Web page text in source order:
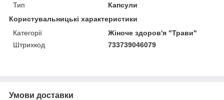
Тип
Капсули
Користувальницькі характеристики
Категорії
Жіноче здоров'я "Трави"
Штрихкод
733739046079
Умови доставки